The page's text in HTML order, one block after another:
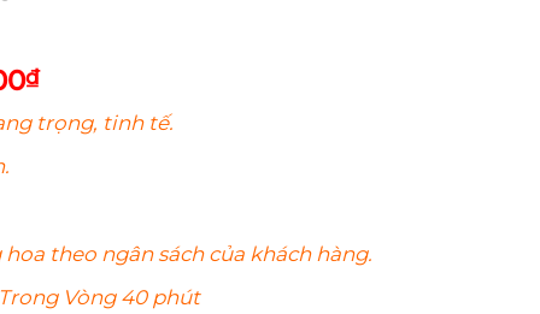
₫Giá
tại
trọng, tinh tế.
hoa theo ngân sách của khách hàng.
Vòng 40 phút